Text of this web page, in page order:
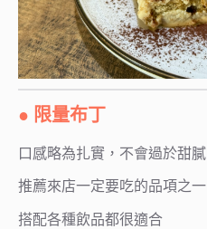
● 限量布丁
口感略為扎實，不會過於甜膩
推薦來店一定要吃的品項之一
搭配各種飲品都很適合